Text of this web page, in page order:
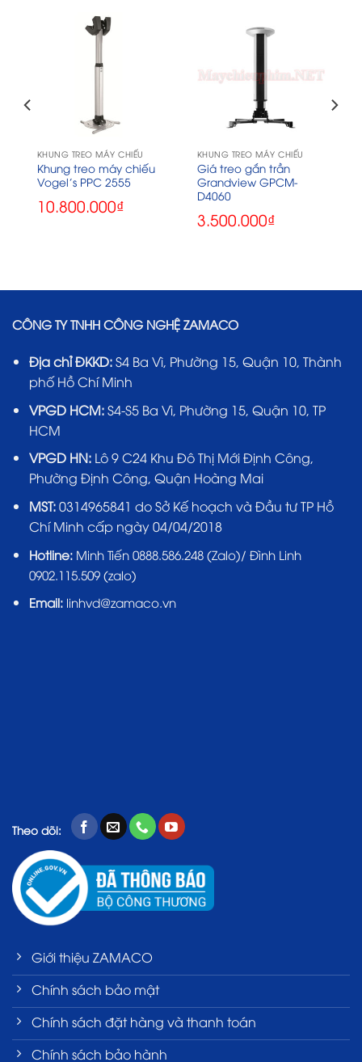
KHUNG TREO MÁY CHIẾU
Khung treo máy chiếu
Vogel’s PPC 2555
10.800.000₫
KHUNG TREO MÁY CHIẾU
Giá treo gắn trần
Grandview GPCM-
D4060
3.500.000₫
CÔNG TY TNHH CÔNG NGHỆ ZAMACO
Địa chỉ ĐKKD:S4 Ba Vì, Phường 15, Quận 10, Thành
phố Hồ Chí Minh
VPGD HCM:S4-S5 Ba Vì, Phường 15, Quận 10, TP
HCM
VPGD HN:Lô 9 C24 Khu Đô Thị Mới Định Công,
Phường Định Công, Quận Hoàng Mai
MST:0314965841 do Sở Kế hoạch và Đầu tư TP Hồ
Chí Minh cấp ngày 04/04/2018
Hotline: Minh Tiến 0888.586.248 (Zalo)/ Đình Linh
0902.115.509 (zalo)
Email:linhvd@zamaco.vn
Theo dõi:
Giới thiệu ZAMACO
Chính sách bảo mật
Chính sách đặt hàng và thanh toán
Chính sách bảo hành